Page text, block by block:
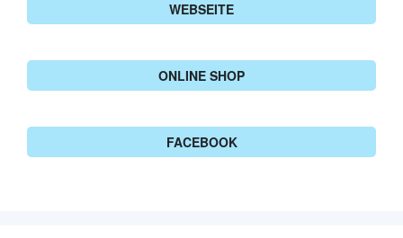
WEBSEITE
ONLINE SHOP
FACEBOOK